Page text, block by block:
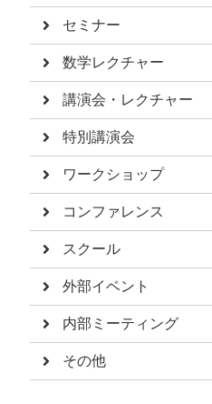
セミナー
数学レクチャー
講演会・レクチャー
特別講演会
ワークショップ
コンファレンス
スクール
外部イベント
内部ミーティング
その他